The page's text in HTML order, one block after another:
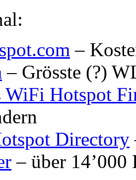
–
– Grösste (?)
WiFi Hotspot
Directory
– über